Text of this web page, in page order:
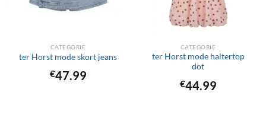
CATEGORIE
ter Horst mode skort jeans
€47.99
CATEGORIE
ter Horst mode haltertop
dot
€44.99